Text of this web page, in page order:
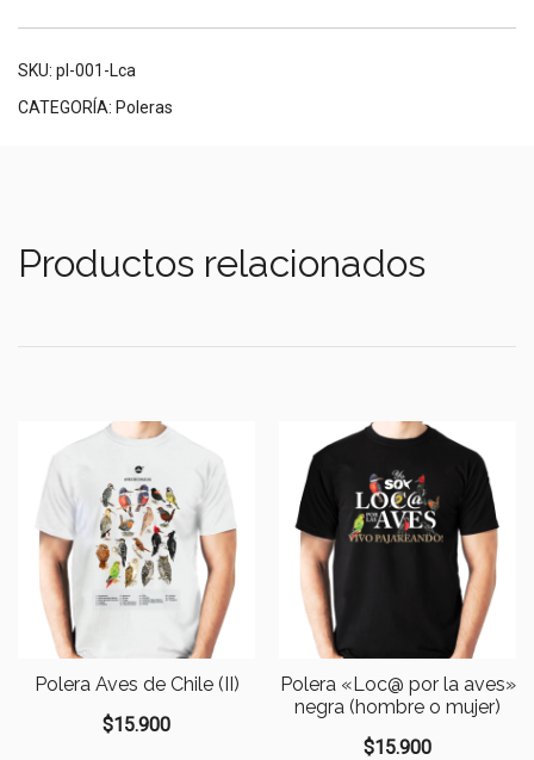
SKU: pl-001-Lca
CATEGORÍA: Poleras
Productos relacionados
Polera Aves de Chile (II)
$15.900
Polera «Loc@ por la aves»
negra (hombre o mujer)
$15.900